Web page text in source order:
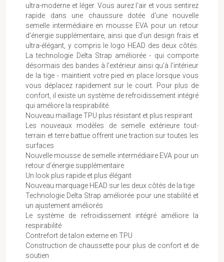
ultra-moderne et léger. Vous aurez l'air et vous sentirez
rapide dans une chaussure dotée d'une nouvelle
semelle intermédiaire en mousse EVA pour un retour
d'énergie supplémentaire, ainsi que d'un design frais et
ultra-élégant, y compris le logo HEAD des deux côtés.
La technologie Delta Strap améliorée - qui comporte
désormais des bandes à l'extérieur ainsi qu'à l'intérieur
de la tige - maintient votre pied en place lorsque vous
vous déplacez rapidement sur le court. Pour plus de
confort, il existe un système de refroidissement intégré
qui améliore la respirabilité.
Nouveau maillage TPU plus résistant et plus respirant
Les nouveaux modèles de semelle extérieure tout-
terrain et terre battue offrent une traction sur toutes les
surfaces
Nouvelle mousse de semelle intermédiaire EVA pour un
retour d'énergie supplémentaire
Un look plus rapide et plus élégant
Nouveau marquage HEAD sur les deux côtés de la tige
Technologie Delta Strap améliorée pour une stabilité et
un ajustement améliorés
Le système de refroidissement intégré améliore la
respirabilité
Contrefort de talon externe en TPU
Construction de chaussette pour plus de confort et de
soutien